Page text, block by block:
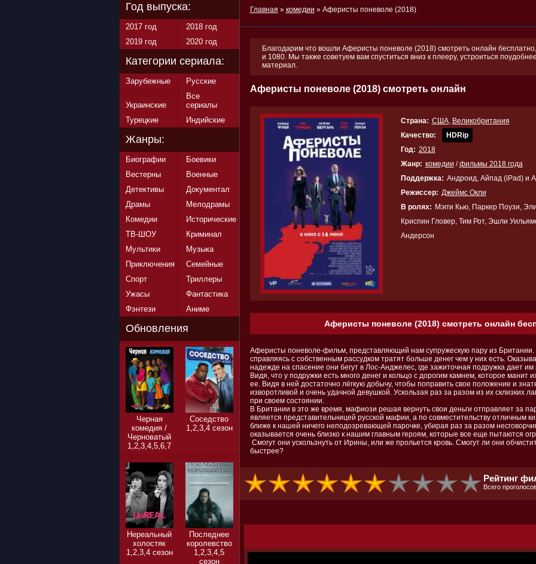
Главная » комедии » Аферисты поневоле (2018)
Благодарим что вошли Аферисты поневоле (2018) смотреть онлайн
и 1080. Мы также советуем вам спуститься вниз к плееру, устроиться
материал.
Аферисты поневоле (2018) смотреть онлайн
Страна: США, Великобритания
Качество:
HDRip
Год: 2018
Жанр: комедии /фильмы 2018 года
Поддержка: Андроид, Айпад (iPad) и
Режиссер: Джеймс Окли
В ролях: Мэгги Кью, Паркер Поузи,
Криспин Гловер, Тим Рот, Эшли
Андерсон
Аферисты поневоле (2018) смотреть онлайн
Аферисты поневоле-фильм, представляющий нам супружескую пару из Британии.
справляясь с собственным рассудком тратят больше денег чем у них есть.
надежде на спасение они бегут в Лос-Анджелес, где зажиточная подружка дает
Видя, что у подружки есть много денег и кольцо с дорогим камнем, которое манит
ее. Видя в ней достаточно лёгкую добычу, чтобы поправить свое положение и
изворотливой и очень удачной девушкой. Ускользая раз за разом из их склизких
при своем состоянии.
В Британии в это же время, мафиози решая вернуть свои деньги отправляет за
является представительницей русской мафии, а по совместительству отличным
ближе к нашей ничего неподозревающей парочке, убирая раз за разом
оказывается очень близко к нашим главным героям, которые все еще пытаются
Смогут они ускользнуть от Ирины, или же прольется кровь. Смогут ли они
быстрее?
Рейтинг
Всего
Год выпуска:
2017 год
2018 год
2019 год
2020 год
Категории сериала:
Зарубежные Русские
Украинские
Все
сериалы
Турецкие
Индийские
Жанры:
Биографии
Боевики
Вестерны
Военные
Детективы
Документал
Драмы
Мелодрамы
Комедии
Исторические
ТВ-ШОУ
Криминал
Мультики
Музыка
Приключения
Семейные
Спорт
Триллеры
Ужасы
Фантастика
Фэнтези
Аниме
Обновления
Черная
комедия /
Черноватый
1,2,3,4,5,6,7
Соседство
1,2,3,4 сезон
Нереальный
холостяк
1,2,3,4 сезон
Последнее
королевство
1,2,3,4,5
сезон